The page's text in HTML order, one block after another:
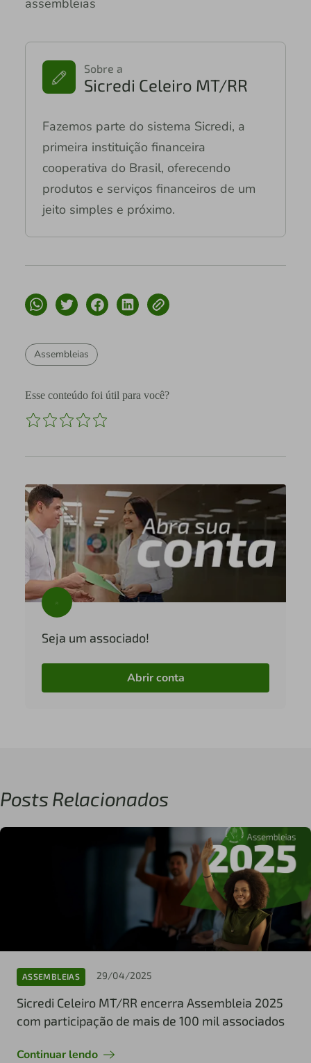
Sobre a
Sicredi Celeiro MT/RR
Fazemos parte do sistema Sicredi, a
primeira instituição financeira
cooperativa do Brasil, oferecendo
produtos e serviços financeiros de um
jeito simples e próximo.
Assembleias
Esse conteúdo foi útil para você?
Seja um associado!
Abrir conta
Posts Relacionados
ASSEMBLEIAS 29/04/2025
Sicredi Celeiro MT/RR encerra Assembleia 2025
com participação de mais de 100 mil associados
Continuar lendo